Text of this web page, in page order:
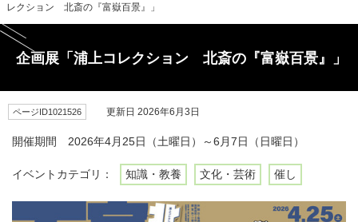
レクション 北斎の『富嶽百景』」
企画展「浦上コレクション 北斎の『富嶽百景』」
ページID1021526 更新日 2026年6月3日
開催期間 2026年4月25日（土曜日）～6月7日（日曜日）
イベントカテゴリ： 知識・教養 文化・芸術 催し